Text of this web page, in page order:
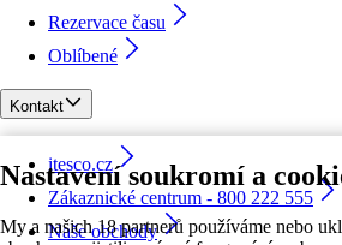
Nastavení soukromí a
My a našich 18 partnerů používáme nebo
Rezervace času
Oblíbené
Kontakt
itesco.cz
Zákaznické centrum - 800 222 555
Naše obchody